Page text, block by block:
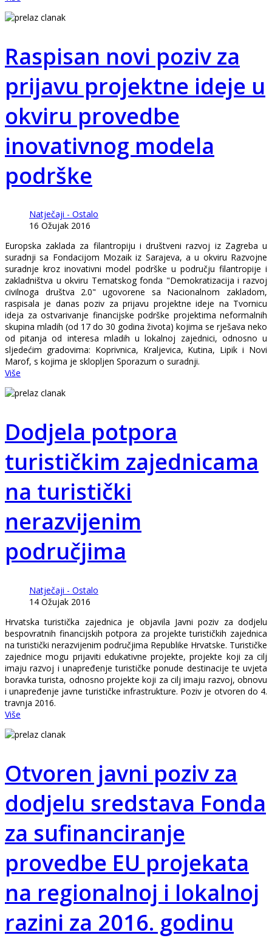
Raspisan novi poziv za
prijavu projektne ideje u
okviru provedbe
inovativnog modela
podrške
Natječaji - Ostalo
16 Ožujak 2016
Europska zaklada za filantropiju i društveni razvoj iz Zagreba u
suradnji sa Fondacijom Mozaik iz Sarajeva, a u okviru Razvojne
suradnje kroz inovativni model podrške u području filantropije i
zakladništva u okviru Tematskog fonda "Demokratizacija i razvoj
civilnoga društva 2.0" ugovorene sa Nacionalnom zakladom,
raspisala je danas poziv za prijavu projektne ideje na Tvornicu
ideja za ostvarivanje financijske podrške projektima neformalnih
skupina mladih (od 17 do 30 godina života) kojima se rješava neko
od pitanja od interesa mladih u lokalnoj zajednici, odnosno u
sljedećim gradovima: Koprivnica, Kraljevica, Kutina, Lipik i Novi
Marof, s kojima je sklopljen Sporazum o suradnji.
Više
Dodjela potpora
turističkim zajednicama
na turistički
nerazvijenim
područjima
Natječaji - Ostalo
14 Ožujak 2016
Hrvatska turistička zajednica je objavila Javni poziv za dodjelu
bespovratnih financijskih potpora za projekte turističkih zajednica
na turistički nerazvijenim područjima Republike Hrvatske. Turističke
zajednice mogu prijaviti edukativne projekte, projekte koji za cilj
imaju razvoj i unapređenje turističke ponude destinacije te uvjeta
boravka turista, odnosno projekte koji za cilj imaju razvoj, obnovu
i unapređenje javne turističke infrastrukture. Poziv je otvoren do 4.
travnja 2016.
Više
Otvoren javni poziv za
dodjelu sredstava Fonda
za sufinanciranje
provedbe EU projekata
na regionalnoj i lokalnoj
razini za 2016. godinu